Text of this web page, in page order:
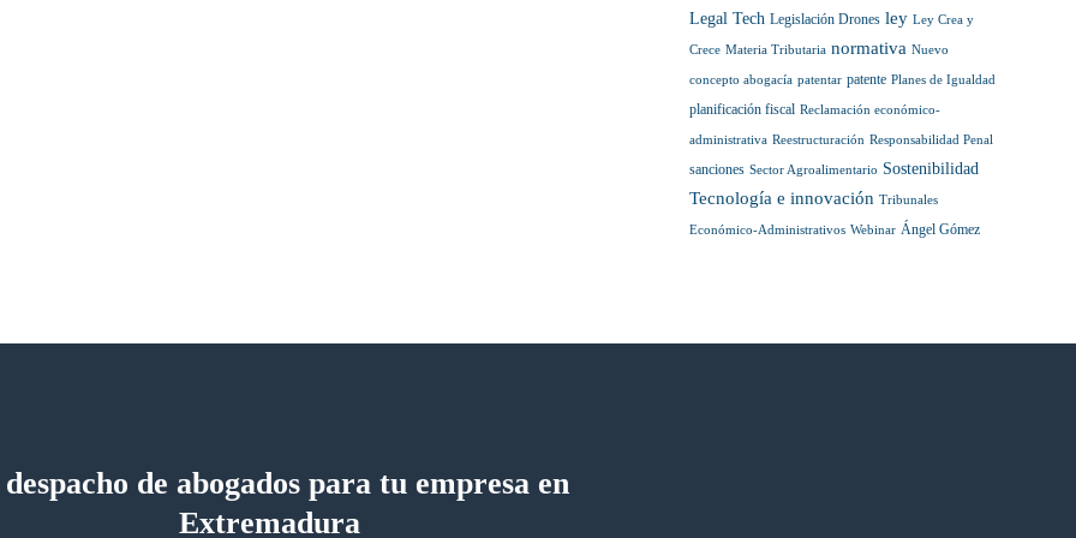
Legal Tech Legislación Drones ley Ley Crea y
Crece Materia Tributaria normativa Nuevo
concepto abogacía patentar patente Planes de Igualdad
planificación fiscal Reclamación económico-
administrativa Reestructuración Responsabilidad Penal
sanciones Sector Agroalimentario Sostenibilidad
Tecnología e innovación Tribunales
Económico-Administrativos Webinar Ángel Gómez
de abogados para tu empresa en
Extremadura